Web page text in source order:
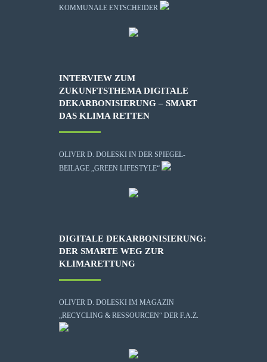
KOMMUNALE ENTSCHEIDER
INTERVIEW ZUM
ZUKUNFTSTHEMA DIGITALE
DEKARBONISIERUNG – SMART
DAS KLIMA RETTEN
OLIVER D. DOLESKI IN DER SPIEGEL-
BEILAGE „GREEN LIFESTYLE“
DIGITALE DEKARBONISIERUNG:
DER SMARTE WEG ZUR
KLIMARETTUNG
OLIVER D. DOLESKI IM MAGAZIN
„RECYCLING & RESSOURCEN“ DER F.A.Z.